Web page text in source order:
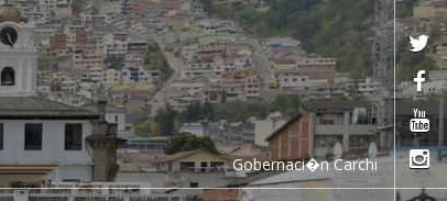
Gobernaci�n Carchi